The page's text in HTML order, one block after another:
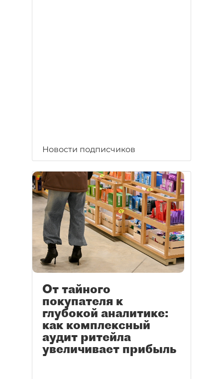
Новости подписчиков
От тайного
покупателя к
глубокой аналитике:
как комплексный
аудит ритейла
увеличивает прибыль